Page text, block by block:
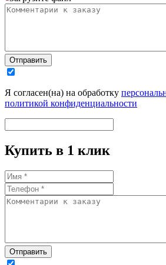
Отправить
Я согласен(на) на обработку
политикой конфиденциальности
Купить в 1 клик
Отправить